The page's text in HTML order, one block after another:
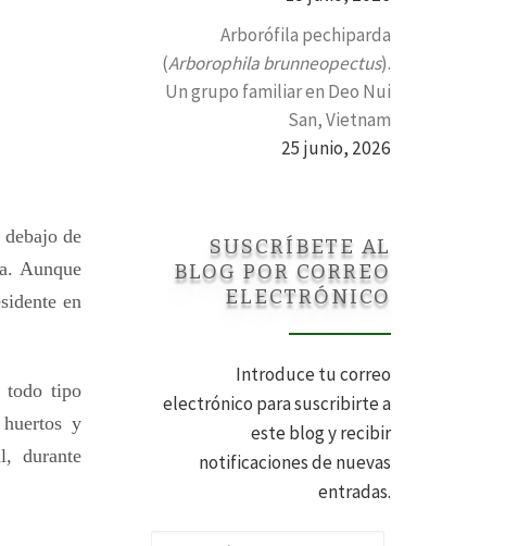
de
Aunque
en
todo tipo
y
durante
Arborófila pechiparda
(Arborophila brunneopectus).
Un grupo familiar en Deo Nui
San, Vietnam
25 junio, 2026
SUSCRÍBETE AL
BLOG POR CORREO
ELECTRÓNICO
Introduce tu correo
electrónico para suscribirte a
este blog y recibir
notificaciones de nuevas
entradas.